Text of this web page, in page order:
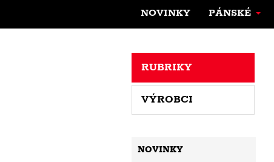
NOVINKY PÁNSKÉ
RUBRIKY
VÝROBCI
NOVINKY